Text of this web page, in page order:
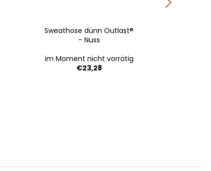
Sweathose dünn Outlast®
- Nuss
im Moment nicht vorrätig
€23,28